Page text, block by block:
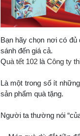
Bạn hãy chọn nơi có
sánh đến giá cả.
Quà tết 102làCông ty
Là một trong số ít
sản phẩm quà tặng.
Người ta thường nói